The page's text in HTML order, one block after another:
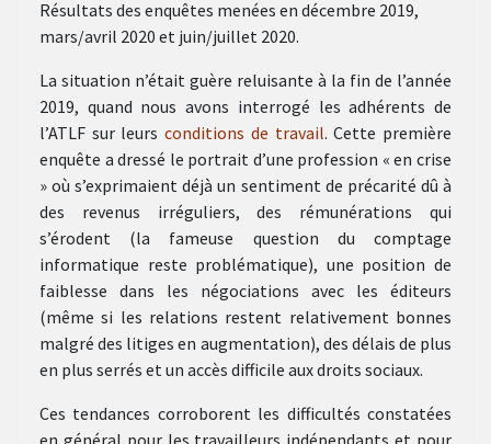
Résultats des enquêtes menées en décembre 2019,
mars/avril 2020 et juin/juillet 2020.
La situation n’était guère reluisante à la fin de l’année
2019, quand nous avons interrogé les adhérents de
l’ATLF sur leursconditions de travail. Cette première
enquête a dressé le portrait d’une profession « en crise
» où s’exprimaient déjà un sentiment de précarité dû à
des revenus irréguliers, des rémunérations qui
s’érodent (la fameuse question du comptage
informatique reste problématique), une position de
faiblesse dans les négociations avec les éditeurs
(même si les relations restent relativement bonnes
malgré des litiges en augmentation), des délais de plus
en plus serrés et un accès difficile aux droits sociaux.
Ces tendances corroborent les difficultés constatées